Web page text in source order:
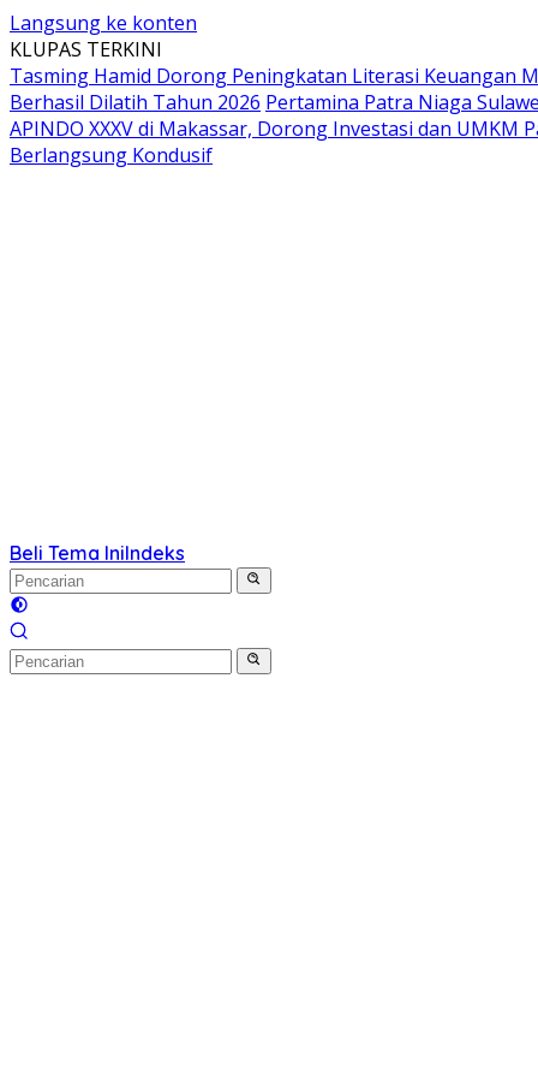
Langsung ke konten
KLUPAS TERKINI
Tasming Hamid Dorong Peningkatan Literasi Keuangan
Berhasil Dilatih Tahun 2026 Pertamina Patra Niaga
APINDO XXXV di Makassar, Dorong Investasi dan UMKM
Berlangsung Kondusif
Beli Tema IniIndeks